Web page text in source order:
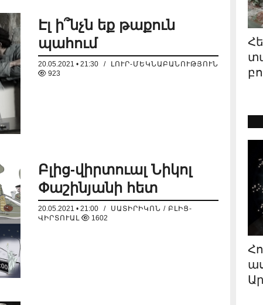
Էլ ի՞նչն եք թաքուն
պահում
20.05.2021 • 21:30 /
ԼՈՒՐ-ՄԵԿՆԱԲԱՆՈՒԹՅՈՒՆ
923
Բլից-վիրտուալ Նիկոլ
Փաշինյանի հետ
20.05.2021 • 21:00 /
ՍԱՏԻՐԻԿՈՆ / ԲԼԻՑ-
ՎԻՐՏՈՒԱԼ
1602